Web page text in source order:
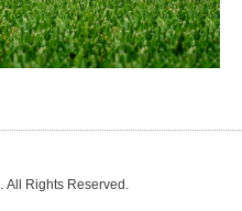
. All Rights Reserved.